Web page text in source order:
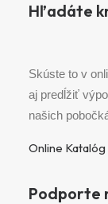
Hľadáte
Skúste to v
aj predĺžiť
našich
Online Katalóg
Podporte